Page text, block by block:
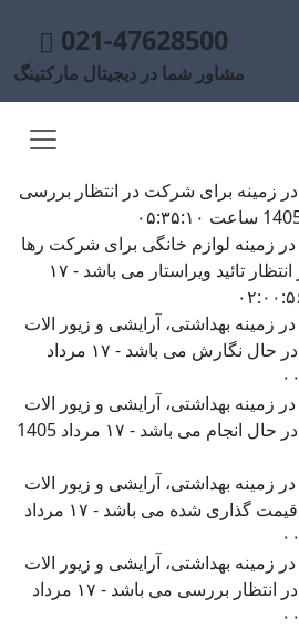
021-47628500
مشاور شما در دیجیتال مارکتینگ
در زمینه برای شرکت در انتظار بررسی
در زمینه لوازم خانگی برای شرکت رها
سان صنعت آموده در انتظار تائید ویراستار می باشد - ۱۷
در زمینه بهداشتی، آرایشی و زیور الات
برای شرکت الابیوتی در حال نگارش می باشد - ۱۷ مرداد
در زمینه بهداشتی، آرایشی و زیور الات
برای شرکت الابیوتی در حال انجام می باشد - ۱۷ مرداد 1405
در زمینه بهداشتی، آرایشی و زیور الات
برای شرکت الابیوتی قیمت گذاری شده می باشد - ۱۷ مرداد
در زمینه بهداشتی، آرایشی و زیور الات
برای شرکت الابیوتی در انتظار بررسی می باشد - ۱۷ مرداد